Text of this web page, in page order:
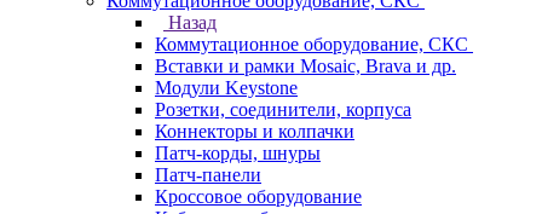
Назад
Коммутационное оборудование, СКС
Вставки и рамки Mosaic, Brava и др.
Модули Keystone
Розетки, соединители, корпуса
Коннекторы и колпачки
Патч-корды, шнуры
Патч-панели
Кроссовое оборудование